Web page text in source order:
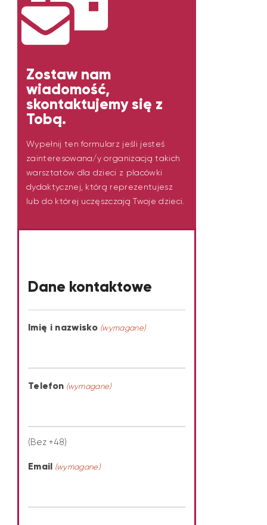
Dane kontaktowe
Imię i nazwisko (wymagane)
Telefon (wymagane)
(Bez +48)
Email (wymagane)
Zostaw nam
wiadomość,
skontaktujemy się z
Tobą.
Wypełnij ten formularz jeśli jesteś
zainteresowana/y organizacją takich
warsztatów dla dzieci z placówki
dydaktycznej, którą reprezentujesz
lub do której uczęszczają Twoje dzieci.